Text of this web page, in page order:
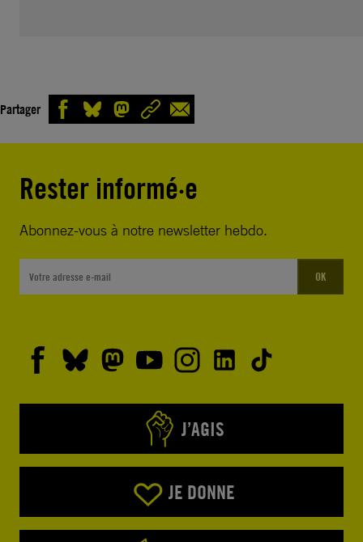
Partager
Rester informé·e
Abonnez-vous à notre newsletter hebdo.
OK
J’AGIS
JE DONNE